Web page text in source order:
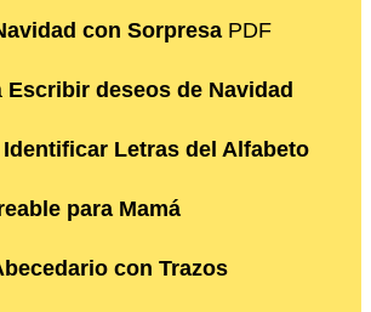
con Sorpresa PDF
Escribir deseos de Navidad
Identificar Letras del Alfabeto
para Mamá
con Trazos